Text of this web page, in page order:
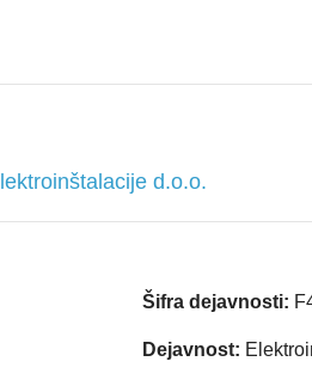
d.o.o.
Šifra dejavnosti:
Dejavnost: